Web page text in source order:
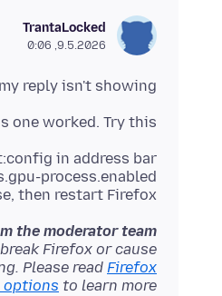
TrantaLocked
9.5.2026, 0:06
reply isn't showing.
one worked. Try this:
then restart Firefox.
the moderator team:
Firefox or cause
Please read Firefox
options to learn more.